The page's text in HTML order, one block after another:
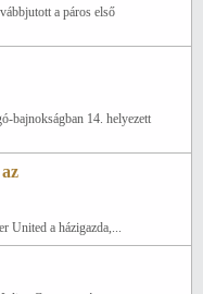
a páros első
bajnokságban 14. helyezett
United a házigazda,...